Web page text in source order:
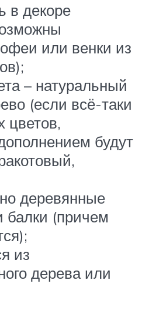
в декоре
или венки из
– натуральный
(если всё-таки
цветов,
будут
деревянные
балки (причем
из
дерева или